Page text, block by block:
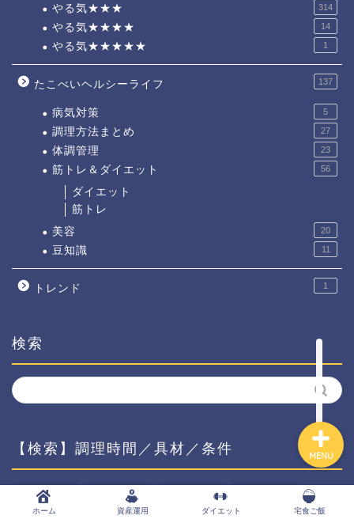
やる気★★★ 314
やる気★★★★ 14
やる気★★★★★ 1
たこべいヘルシーライフ 137
病気対策 5
調理方法まとめ 27
体調管理 23
筋トレ＆ダイエット 56
ダイエット
筋トレ
美容
20
豆知識 11
トレンド 1
検索
【検索】調理時間／具材／条件
0-15分/調理 15-30分/調理 30-45分/調理
60分以上/調理 ◆ストウブ鋳物鍋 ◆下味冷凍 ◆大豆ミート
ホーム 資産運用 ダイエット 宅食ご飯
MENU
宅食ご飯